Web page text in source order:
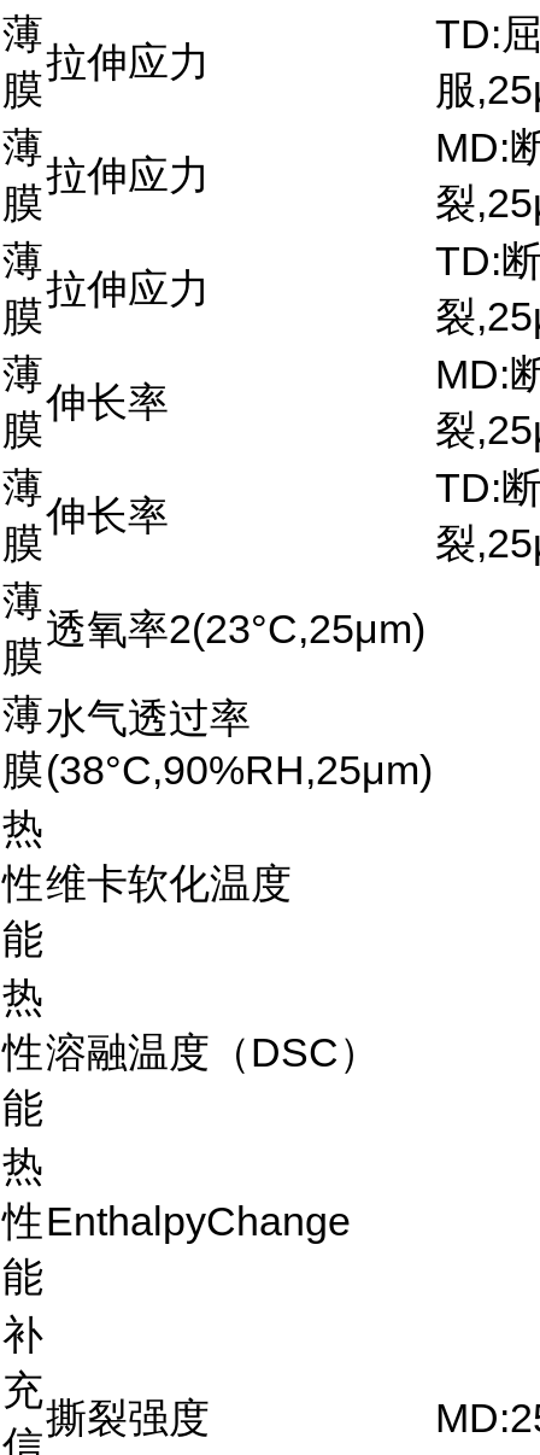
薄
膜
拉伸应力
TD:
服
薄
膜
拉伸应力
MD:
裂
薄
膜
拉伸应力
TD:
裂
薄
膜
伸长率
MD:
裂
薄
膜
伸长率
TD:
裂
薄
膜
透氧率2(23°C,25μm)
薄
膜
水气透过率
(38°C,90%RH,25μm)
热
性
能
维卡软化温度
热
性
能
溶融温度（DSC）
热
性
能
EnthalpyChange
补
充
信
撕裂强度